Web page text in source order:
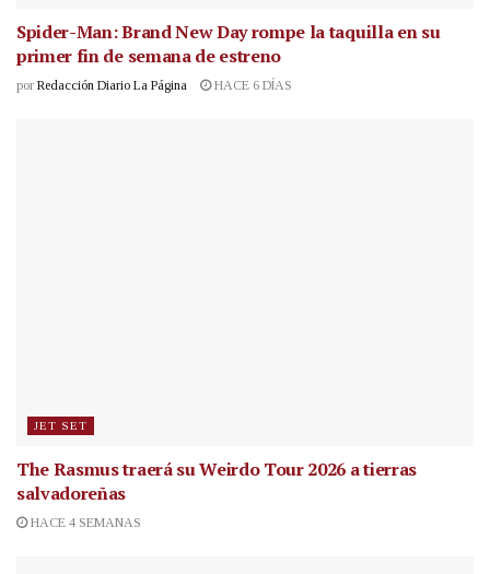
Spider-Man: Brand New Day rompe la taquilla en su
primer fin de semana de estreno
por Redacción Diario La Página HACE 6 DÍAS
JET SET
The Rasmus traerá su Weirdo Tour 2026 a tierras
salvadoreñas
HACE 4 SEMANAS